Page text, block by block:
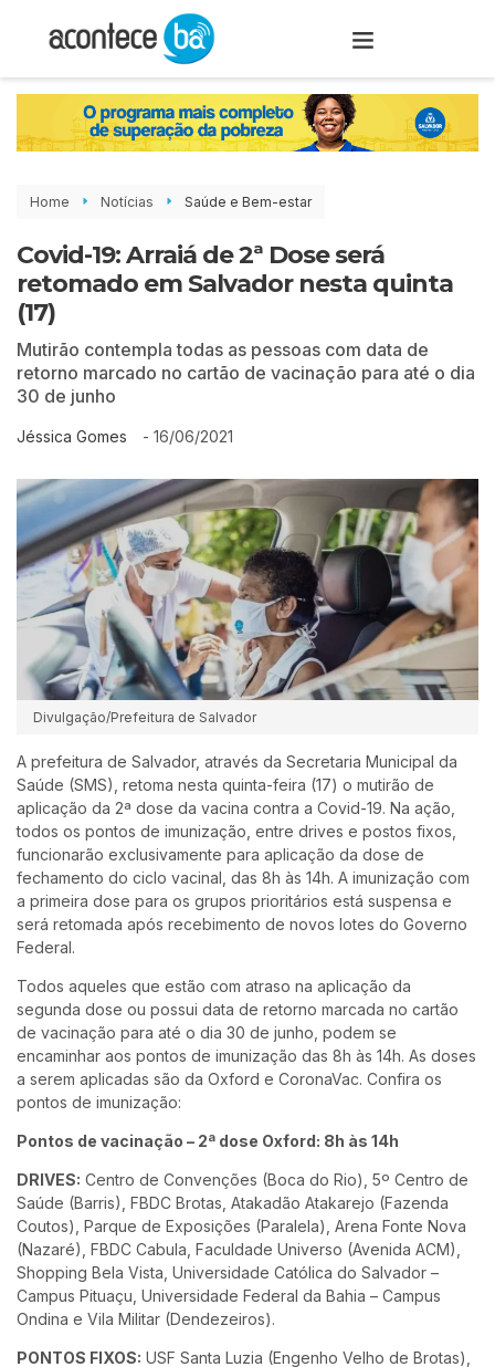
Home Notícias Saúde e Bem-estar
Covid-19: Arraiá de 2ª Dose será
retomado em Salvador nesta quinta
(17)
Mutirão contempla todas as pessoas com data de
retorno marcado no cartão de vacinação para até o dia
30 de junho
Jéssica Gomes - 16/06/2021
Divulgação/Prefeitura de Salvador
A prefeitura de Salvador, através da Secretaria Municipal da
Saúde (SMS), retoma nesta quinta-feira (17) o mutirão de
aplicação da 2ª dose da vacina contra a Covid-19. Na ação,
todos os pontos de imunização, entre drives e postos fixos,
funcionarão exclusivamente para aplicação da dose de
fechamento do ciclo vacinal, das 8h às 14h. A imunização com
a primeira dose para os grupos prioritários está suspensa e
será retomada após recebimento de novos lotes do Governo
Federal.
Todos aqueles que estão com atraso na aplicação da
segunda dose ou possui data de retorno marcada no cartão
de vacinação para até o dia 30 de junho, podem se
encaminhar aos pontos de imunização das 8h às 14h. As doses
a serem aplicadas são da Oxford e CoronaVac. Confira os
pontos de imunização:
Pontos de vacinação – 2ª dose Oxford: 8h às 14h
DRIVES: Centro de Convenções (Boca do Rio), 5º Centro de
Saúde (Barris), FBDC Brotas, Atakadão Atakarejo (Fazenda
Coutos), Parque de Exposições (Paralela), Arena Fonte Nova
(Nazaré), FBDC Cabula, Faculdade Universo (Avenida ACM),
Shopping Bela Vista, Universidade Católica do Salvador –
Campus Pituaçu, Universidade Federal da Bahia – Campus
Ondina e Vila Militar (Dendezeiros).
PONTOS FIXOS: USF Santa Luzia (Engenho Velho de Brotas),